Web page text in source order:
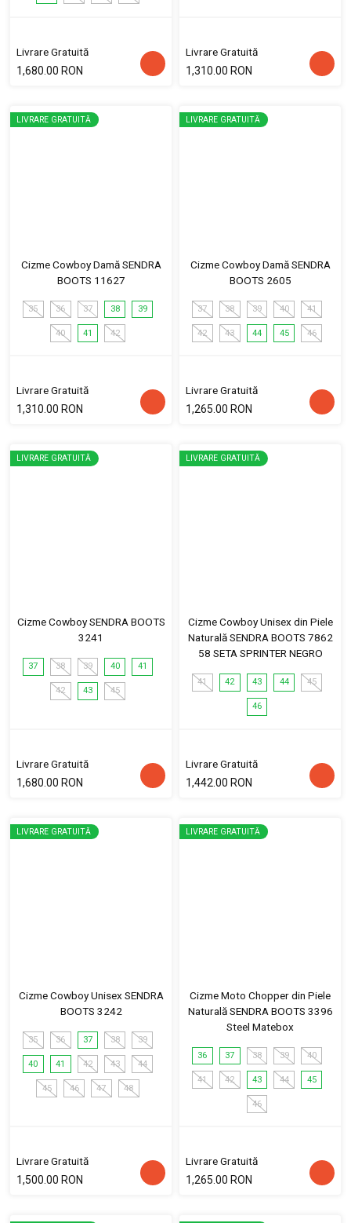
Livrare Gratuită
1,680.00 RON
Livrare Gratuită
1,310.00 RON
LIVRARE GRATUITĂ
Cizme Cowboy Damă SENDRA
BOOTS 11627
35 36 37 38 39
40 41 42
Livrare Gratuită
1,310.00 RON
LIVRARE GRATUITĂ
Cizme Cowboy Damă SENDRA
BOOTS 2605
37 38 39 40 41
42 43 44 45 46
Livrare Gratuită
1,265.00 RON
LIVRARE GRATUITĂ
Cizme Cowboy SENDRA BOOTS
3241
37 38 39 40 41
42 43 45
Livrare Gratuită
1,680.00 RON
LIVRARE GRATUITĂ
Cizme Cowboy Unisex din Piele
Naturală SENDRA BOOTS 7862
58 SETA SPRINTER NEGRO
41 42 43 44 45
46
Livrare Gratuită
1,442.00 RON
LIVRARE GRATUITĂ
Cizme Cowboy Unisex SENDRA
BOOTS 3242
35 36 37 38 39
40 41 42 43 44
45 46 47 48
Livrare Gratuită
1,500.00 RON
LIVRARE GRATUITĂ
Cizme Moto Chopper din Piele
Naturală SENDRA BOOTS 3396
Steel Matebox
36 37 38 39 40
41 42 43 44 45
46
Livrare Gratuită
1,265.00 RON